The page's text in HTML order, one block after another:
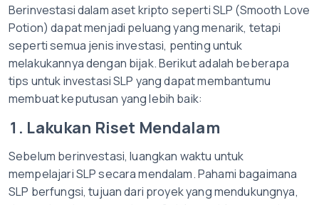
Berinvestasi dalam aset kripto seperti SLP (Smooth Love
Potion) dapat menjadi peluang yang menarik, tetapi
seperti semua jenis investasi, penting untuk
melakukannya dengan bijak. Berikut adalah beberapa
tips untuk investasi SLP yang dapat membantumu
membuat keputusan yang lebih baik:
1. Lakukan Riset Mendalam
Sebelum berinvestasi, luangkan waktu untuk
mempelajari SLP secara mendalam. Pahami bagaimana
SLP berfungsi, tujuan dari proyek yang mendukungnya,